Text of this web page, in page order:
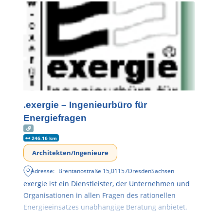
.exergie – Ingenieurbüro für
Energiefragen
246.16 km
Architekten/Ingenieure
Adresse: Brentanostraße 15,01157DresdenSachsen
exergie ist ein Dienstleister, der Unternehmen und
Organisationen in allen Fragen des rationellen
Energieeinsatzes unabhängige Beratung anbietet.